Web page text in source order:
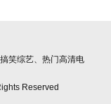
笑综艺、热门高清电
Reserved